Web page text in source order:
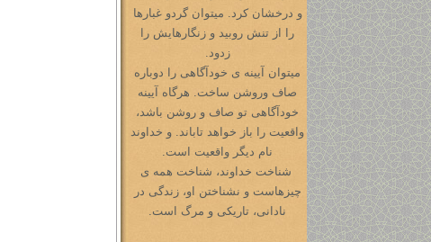
و درخشان کرد. میتوان گردو غبارها
را از تنش روبید و زنگارهایش را
زدود.
میتوان آیینه ی خودآگاهی را دوباره
صاف وروشن ساخت. هرگاه آیینه
خودآگاهی تو صاف و روشن باشد،
واقعیت را باز خواهد تاباند. و خداوند
نام دیگر واقعیت است.
شناخت خداوند، شناخت همه ی
چیزهاست و نشناختن او، زندگی در
نادانی، تاریکی و مرگ است.